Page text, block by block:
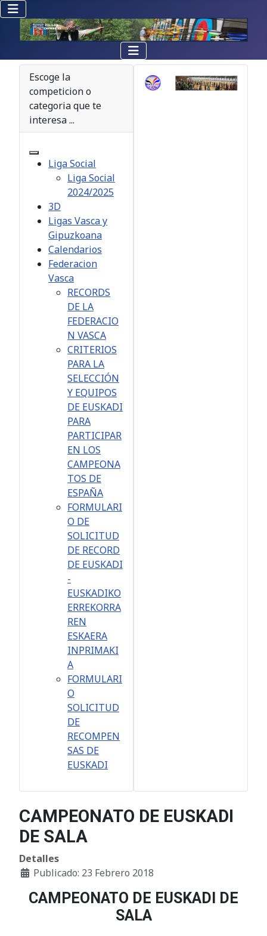
Escoge la
competicion o
categoria que te
interesa ...
Liga Social
Liga Social
2024/2025
3D
Ligas Vasca y
Gipuzkoana
Calendarios
Federacion
Vasca
RECORDS
DE LA
FEDERACIO
N VASCA
CRITERIOS
PARA LA
SELECCIÓN
Y EQUIPOS
DE EUSKADI
PARA
PARTICIPAR
EN LOS
CAMPEONA
TOS DE
ESPAÑA
FORMULARI
O DE
SOLICITUD
DE RECORD
DE EUSKADI
-
EUSKADIKO
ERREKORRA
REN
ESKAERA
INPRIMAKI
A
FORMULARI
O
SOLICITUD
DE
RECOMPEN
SAS DE
EUSKADI
CAMPEONATO DE EUSKADI
DE SALA
Detalles
Publicado: 23 Febrero 2018
CAMPEONATO DE EUSKADI DE
SALA